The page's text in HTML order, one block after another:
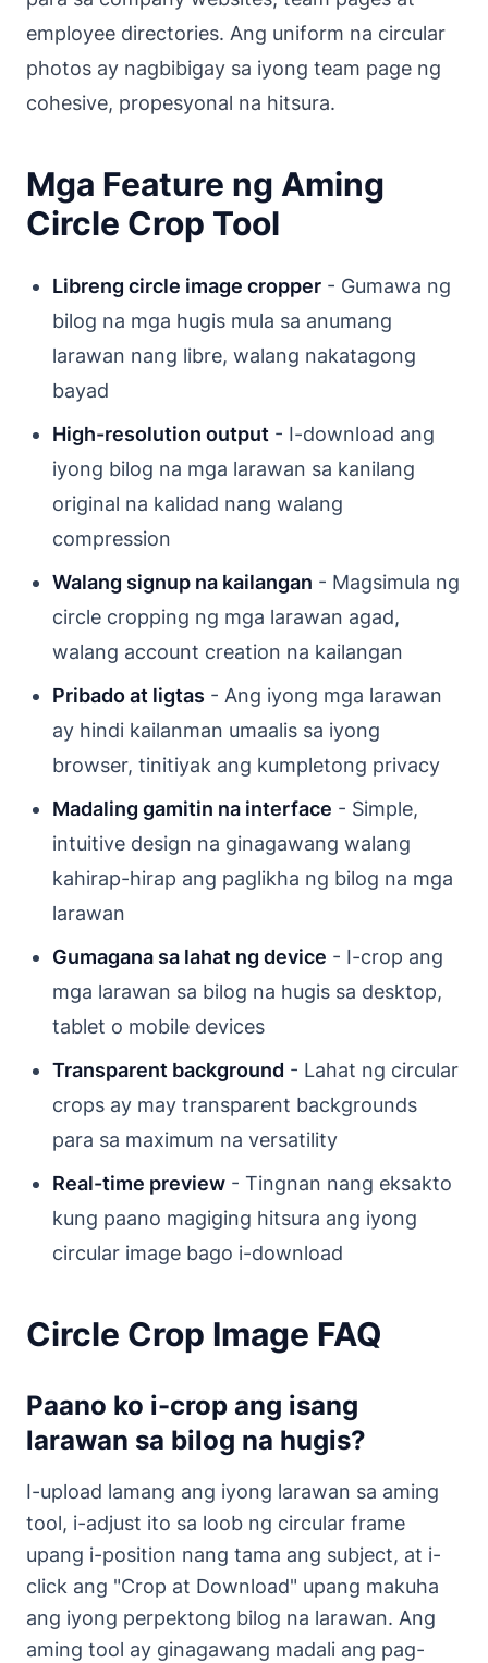
employee directories. Ang uniform na circular
photos ay nagbibigay sa iyong team page ng
cohesive, propesyonal na hitsura.
Mga Feature ng Aming
Circle Crop Tool
Libreng circle image cropper - Gumawa ng
bilog na mga hugis mula sa anumang
larawan nang libre, walang nakatagong
bayad
High-resolution output - I-download ang
iyong bilog na mga larawan sa kanilang
original na kalidad nang walang
compression
Walang signup na kailangan - Magsimula ng
circle cropping ng mga larawan agad,
walang account creation na kailangan
Pribado at ligtas - Ang iyong mga larawan
ay hindi kailanman umaalis sa iyong
browser, tinitiyak ang kumpletong privacy
Madaling gamitin na interface - Simple,
intuitive design na ginagawang walang
kahirap-hirap ang paglikha ng bilog na mga
larawan
Gumagana sa lahat ng device - I-crop ang
mga larawan sa bilog na hugis sa desktop,
tablet o mobile devices
Transparent background - Lahat ng circular
crops ay may transparent backgrounds
para sa maximum na versatility
Real-time preview - Tingnan nang eksakto
kung paano magiging hitsura ang iyong
circular image bago i-download
Circle Crop Image FAQ
Paano ko i-crop ang isang
larawan sa bilog na hugis?
I-upload lamang ang iyong larawan sa aming
tool, i-adjust ito sa loob ng circular frame
upang i-position nang tama ang subject, at i-
click ang "Crop at Download" upang makuha
ang iyong perpektong bilog na larawan. Ang
aming tool ay ginagawang madali ang pag-